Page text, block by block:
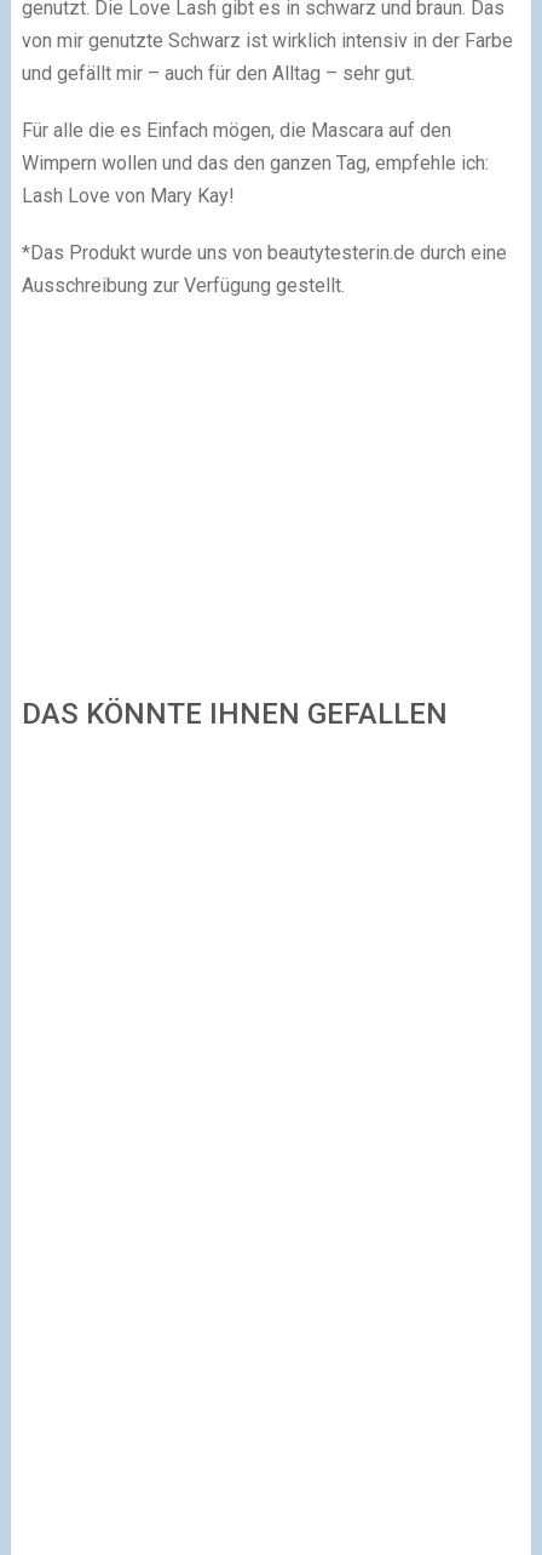
genutzt. Die Love Lash gibt es in schwarz und braun. Das
von mir genutzte Schwarz ist wirklich intensiv in der Farbe
und gefällt mir – auch für den Alltag – sehr gut.
Für alle die es Einfach mögen, die Mascara auf den
Wimpern wollen und das den ganzen Tag, empfehle ich:
Lash Love von Mary Kay!
*Das Produkt wurde uns von beautytesterin.de durch eine
Ausschreibung zur Verfügung gestellt.
DAS KÖNNTE IHNEN GEFALLEN